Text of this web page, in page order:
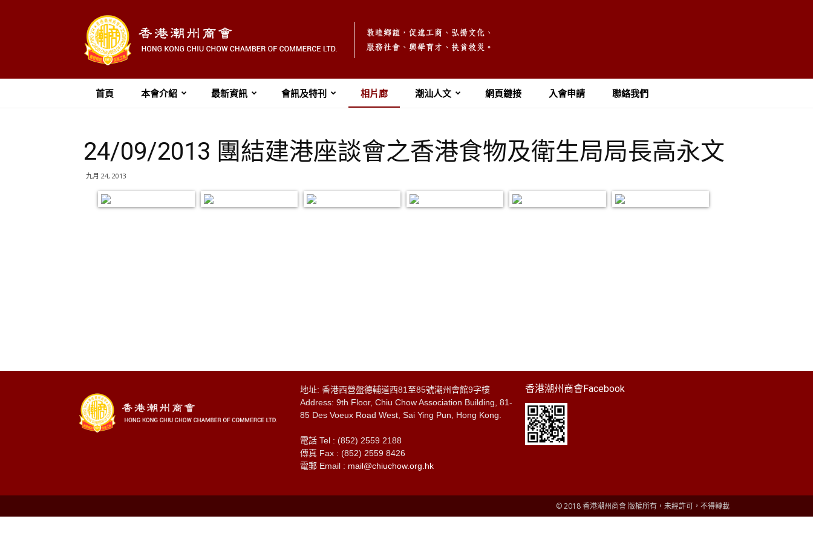
首頁 本會介紹 最新資訊 會訊及特刊 相片廊 潮汕人文 網頁鏈接 入會申請 聯絡我們
24/09/2013 團結建港座談會之香港食物及衛生局局長高永文
九月 24, 2013
地址: 香港西營盤德輔道西81至85號潮州會館9字樓
Address: 9th Floor, Chiu Chow Association Building, 81-
85 Des Voeux Road West, Sai Ying Pun, Hong Kong.
電話 Tel : (852) 2559 2188
傳真 Fax : (852) 2559 8426
電郵 Email : mail@chiuchow.org.hk
香港潮州商會Facebook
© 2018 香港潮州商會 版權所有，未經許可，不得轉載